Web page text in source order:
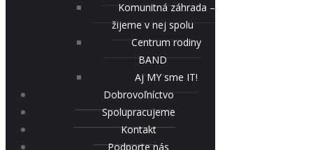
Komunitná záhrada –
žijeme v nej spolu
Centrum rodiny
BAND
Aj MY sme IT!
Dobrovoľníctvo
Spolupracujeme
Kontakt
Podporte nás